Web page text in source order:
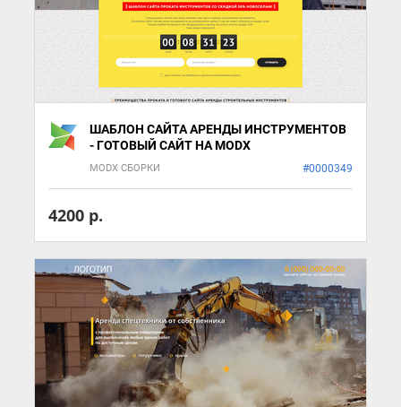
ШАБЛОН САЙТА АРЕНДЫ ИНСТРУМЕНТОВ
- ГОТОВЫЙ САЙТ НА MODX
MODX СБОРКИ #0000349
4200 р.